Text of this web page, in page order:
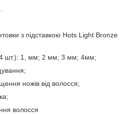
з підставкою Hots Light Bronze
(4 шт.): 1, мм; 2 мм; 3 мм; 4мм;
ножів від волосся;
волосся